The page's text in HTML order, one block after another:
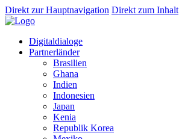
Direkt zur Hauptnavigation Direkt zum Inhalt
Digitaldialoge
Partnerländer
Brasilien
Ghana
Indien
Indonesien
Japan
Kenia
Republik Korea